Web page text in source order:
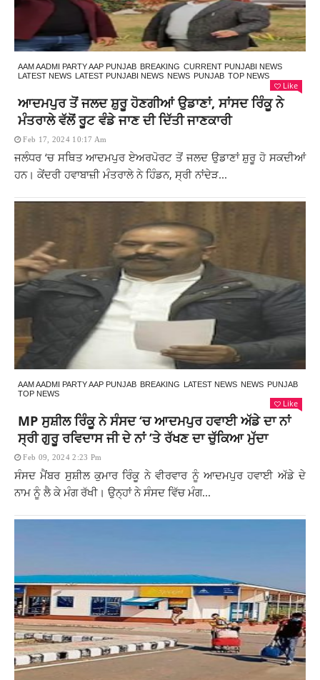
AAM AADMI PARTY AAP PUNJAB BREAKING CURRENT PUNJABI NEWS
LATEST NEWS LATEST PUNJABI NEWS NEWS PUNJAB TOP NEWS
Like
ਆਦਮਪੁਰ ਤੋਂ ਜਲਦ ਸ਼ੁਰੂ ਹੋਣਗੀਆਂ ਉਡਾਣਾਂ, ਸਾਂਸਦ ਰਿੰਕੂ ਨੇ
ਮੰਤਰਾਲੇ ਵੱਲੋਂ ਰੂਟ ਵੰਡੇ ਜਾਣ ਦੀ ਦਿੱਤੀ ਜਾਣਕਾਰੀ
Feb 17, 2024 10:17 Am
ਜਲੰਧਰ ‘ਚ ਸਥਿਤ ਆਦਮਪੁਰ ਏਅਰਪੋਰਟ ਤੋਂ ਜਲਦ ਉਡਾਣਾਂ ਸ਼ੁਰੂ ਹੋ ਸਕਦੀਆਂ
ਹਨ। ਕੇਂਦਰੀ ਹਵਾਬਾਜ਼ੀ ਮੰਤਰਾਲੇ ਨੇ ਹਿੰਡਨ, ਸ੍ਰੀ ਨਾਂਦੇੜ...
AAM AADMI PARTY AAP PUNJAB BREAKING LATEST NEWS NEWS PUNJAB
TOP NEWS
Like
MP ਸੁਸ਼ੀਲ ਰਿੰਕੂ ਨੇ ਸੰਸਦ ‘ਚ ਆਦਮਪੁਰ ਹਵਾਈ ਅੱਡੇ ਦਾ ਨਾਂ
ਸ੍ਰੀ ਗੁਰੂ ਰਵਿਦਾਸ ਜੀ ਦੇ ਨਾਂ ’ਤੇ ਰੱਖਣ ਦਾ ਚੁੱਕਿਆ ਮੁੱਦਾ
Feb 09, 2024 2:23 Pm
ਸੰਸਦ ਮੈਂਬਰ ਸੁਸ਼ੀਲ ਕੁਮਾਰ ਰਿੰਕੂ ਨੇ ਵੀਰਵਾਰ ਨੂੰ ਆਦਮਪੁਰ ਹਵਾਈ ਅੱਡੇ ਦੇ
ਨਾਮ ਨੂੰ ਲੈ ਕੇ ਮੰਗ ਰੱਖੀ। ਉਨ੍ਹਾਂ ਨੇ ਸੰਸਦ ਵਿੱਚ ਮੰਗ...